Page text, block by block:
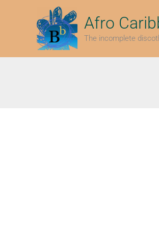
Afro
The incomplete